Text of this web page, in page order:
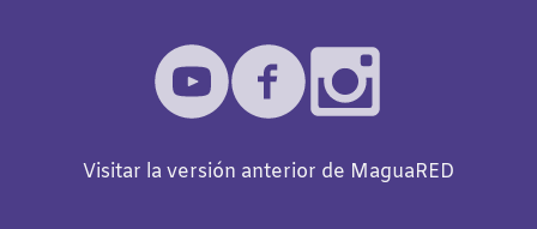
Visitar la versión anterior de MaguaRED